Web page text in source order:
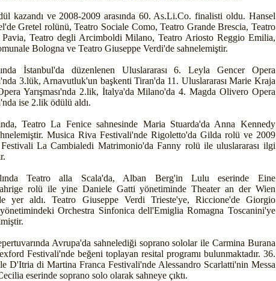
kazandı ve 2008-2009 arasında 60. As.Li.Co. finalisti oldu. Hansel
Gretel rolünü, Teatro Sociale Como, Teatro Grande Brescia, Teatro
Pavia, Teatro degli Arcimboldi Milano, Teatro Ariosto Reggio Emilia,
Bologna ve Teatro Giuseppe Verdi'de sahnelemiştir.
İstanbul'da düzenlenen Uluslararası 6. Leyla Gencer Opera
3.lük, Arnavutluk'un başkenti Tiran'da 11. Uluslararası Marie Kraja
Yarışması'nda 2.lik, İtalya'da Milano'da 4. Magda Olivero Opera
ise 2.lik ödülü aldı.
Teatro La Fenice sahnesinde Maria Stuarda'da Anna Kennedy
Musica Riva Festivali'nde Rigoletto'da Gilda rolü ve 2009
La Cambialedi Matrimonio'da Fanny rolü ile uluslararası ilgi
Teatro alla Scala'da, Alban Berg'in Lulu eserinde Eine
rolü ile yine Daniele Gatti yönetiminde Theater an der Wien
yer aldı. Teatro Giuseppe Verdi Trieste'ye, Riccione'de Giorgio
Orchestra Sinfonica dell'Emiglia Romagna Toscanini'ye
Avrupa'da sahnelediği soprano sololar ile Carmina Burana
Festivali'nde beğeni toplayan resital programı bulunmaktadır. 36.
D'Itria di Martina Franca Festivali'nde Alessandro Scarlatti'nin Messa
eserinde soprano solo olarak sahneye çıktı.